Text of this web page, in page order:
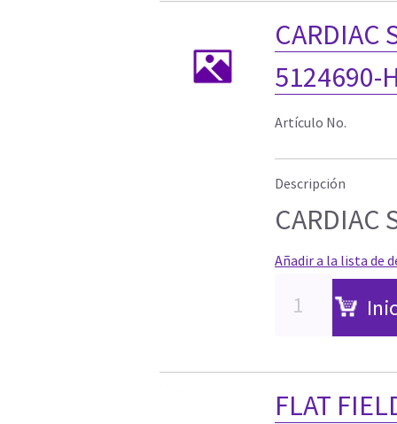
CARDIAC
5124690-
Artículo No.
Descripción
CARDIAC
Añadir a la lista de
FLAT